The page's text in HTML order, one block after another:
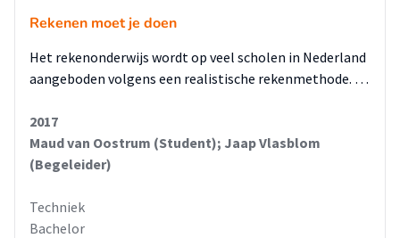
Rekenen moet je doen
Het rekenonderwijs wordt op veel scholen in Nederland
aangeboden volgens een realistische rekenmethode. …
2017
Maud van Oostrum (Student); Jaap Vlasblom
(Begeleider)
Techniek
Bachelor